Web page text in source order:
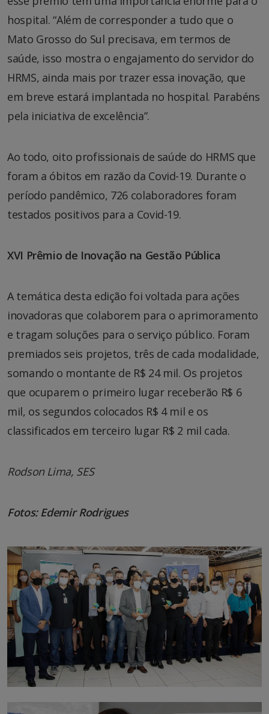
hospital. “Além de corresponder a tudo que o
Mato Grosso do Sul precisava, em termos de
saúde, isso mostra o engajamento do servidor do
HRMS, ainda mais por trazer essa inovação, que
em breve estará implantada no hospital. Parabéns
pela iniciativa de excelência”.
Ao todo, oito profissionais de saúde do HRMS que
foram a óbitos em razão da Covid-19. Durante o
período pandêmico, 726 colaboradores foram
testados positivos para a Covid-19.
XVI Prêmio de Inovação na Gestão Pública
A temática desta edição foi voltada para ações
inovadoras que colaborem para o aprimoramento
e tragam soluções para o serviço público. Foram
premiados seis projetos, três de cada modalidade,
somando o montante de R$ 24 mil. Os projetos
que ocuparem o primeiro lugar receberão R$ 6
mil, os segundos colocados R$ 4 mil e os
classificados em terceiro lugar R$ 2 mil cada.
Rodson Lima, SES
Fotos: Edemir Rodrigues